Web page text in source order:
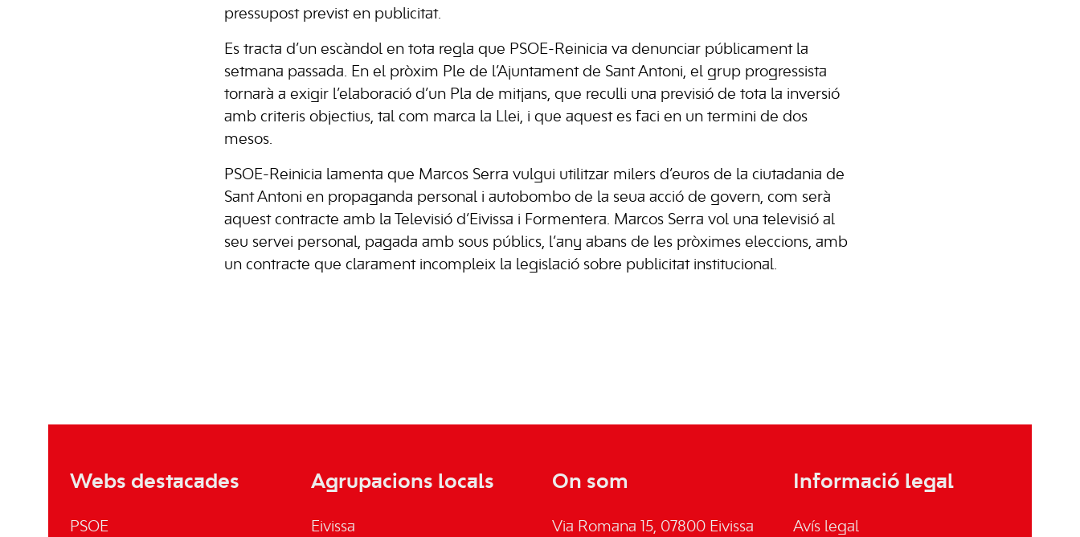
pressupost previst en publicitat.
Es tracta d’un escàndol en tota regla que PSOE-Reinicia va denunciar públicament la
setmana passada. En el pròxim Ple de l’Ajuntament de Sant Antoni, el grup progressista
tornarà a exigir l’elaboració d’un Pla de mitjans, que reculli una previsió de tota la inversió
amb criteris objectius, tal com marca la Llei, i que aquest es faci en un termini de dos
mesos.
PSOE-Reinicia lamenta que Marcos Serra vulgui utilitzar milers d’euros de la ciutadania de
Sant Antoni en propaganda personal i autobombo de la seua acció de govern, com serà
aquest contracte amb la Televisió d’Eivissa i Formentera. Marcos Serra vol una televisió al
seu servei personal, pagada amb sous públics, l’any abans de les pròximes eleccions, amb
un contracte que clarament incompleix la legislació sobre publicitat institucional.
Webs destacades
PSOE
Agrupacions locals
Eivissa
On som
Via Romana 15, 07800 Eivissa
Informació legal
Avís legal